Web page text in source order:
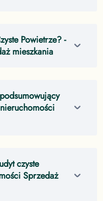
Powietrze?-
mieszkania
czyste
Sprzedaż